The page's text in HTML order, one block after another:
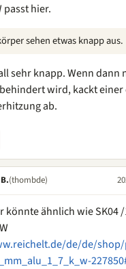
passt hier.
sehen etwas knapp aus.
sehr knapp. Wenn dann
wird, kackt einer
ab.
(thombde)
könnte ähnlich wie SK04
de/de/